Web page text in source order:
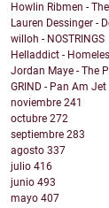
Howlin Ribmen -
Lauren Dessinger -
willoh - NOSTRINGS
Helladdict -
Jordan Maye - The
GRIND - Pan Am Jet
noviembre 241
octubre 272
septiembre 283
agosto 337
julio 416
junio 493
mayo 407